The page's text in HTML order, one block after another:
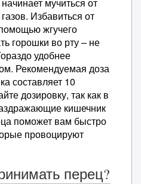
Избавиться от
жгучего
горошки во рту – не
удобнее
Рекомендуемая доза
составляет 10
дозировку, так как в
кишечник
поможет вам быстро
провоцируют
перец?